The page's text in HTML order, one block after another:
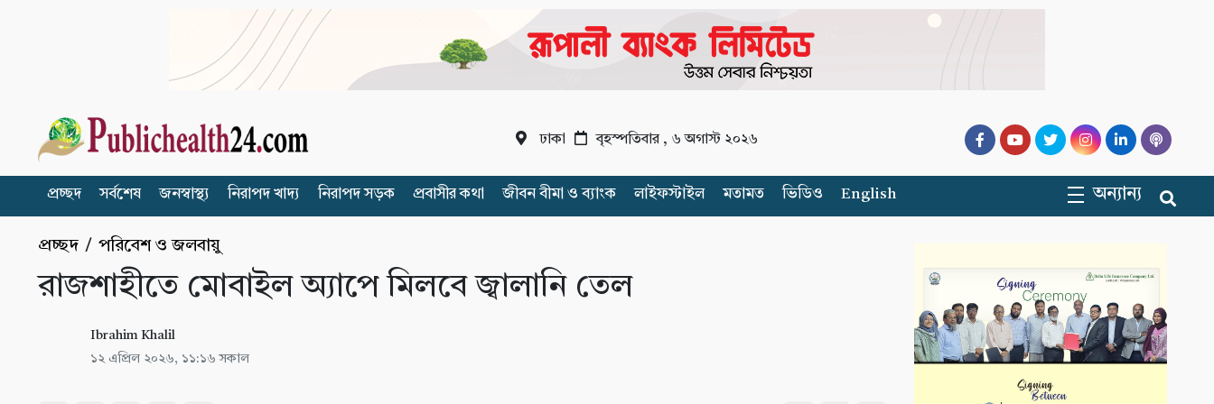
ঢাকা বৃহস্পতিবার , ৬ অগাস্ট ২০২৬
প্রচ্ছদ সর্বশেষ জনস্বাস্থ্য নিরাপদ খাদ্য নিরাপদ সড়ক প্রবাসীর কথা জীবন বীমা ও ব্যাংক লাইফস্টাইল মতামত ভিডিও English অন্যান্য
প্রচ্ছদ / পরিবেশ ও জলবায়ু
রাজশাহীতে মোবাইল অ্যাপে মিলবে জ্বালানি তেল
Ibrahim Khalil
১২ এপ্রিল ২০২৬, ১১:১৬ সকাল